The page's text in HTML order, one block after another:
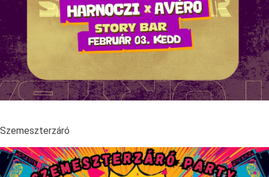
Szemeszterzáró